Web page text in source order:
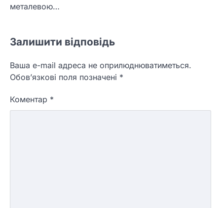
металевою…
Залишити відповідь
Ваша e-mail адреса не оприлюднюватиметься.
Обов’язкові поля позначені *
Коментар *